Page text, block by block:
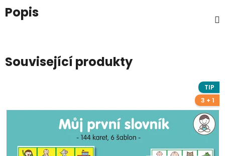
Popis
Související produkty
TIP
3 + 1